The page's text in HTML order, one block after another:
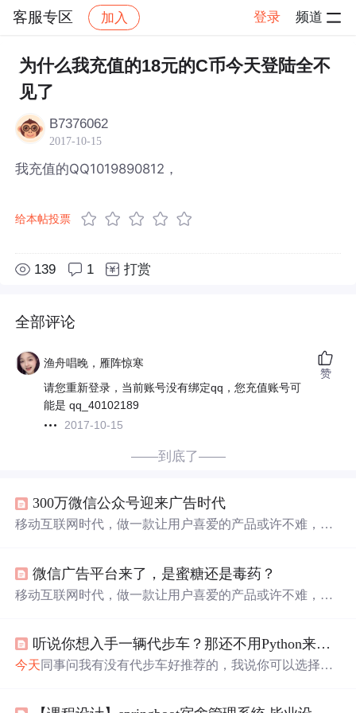
客服专区 加入 登录 频道
社区 客服专区 帖子详情
为什么我充值的18元的C币今天登陆全不
见了
B7376062
2017-10-15
我充值的QQ1019890812，
给本帖投票
139 1 打赏
全部评论
渔舟唱晚，雁阵惊寒
请您重新登录，当前账号没有绑定qq，您充值账号可
能是 qq_40102189
2017-10-15
赞
——到底了——
300万微信公众号迎来广告时代
移动互联网时代，做一款让用户喜爱的产品或许不难，但
受。 7月7日，微信官方对外宣布，正式联合广点通推出微
信公众号广告投放公测服务。微信公众号可以通过微信提
代 微信此次推出
微信广告平台来了，是蜜糖还是毒药？
移动互联网时代，做一款让用户喜爱的产品或许不难，但
受。 7月7日，微信官方对外宣布，正式联合广点通推出微
信公众号广告投放公测服务。微信公众号可以通过微信提
听说你想入手一辆代步车？那还不用Python来做一下攻略？爬取某站
今天同事问我有没有代步车好推荐的，我说你可以选择自